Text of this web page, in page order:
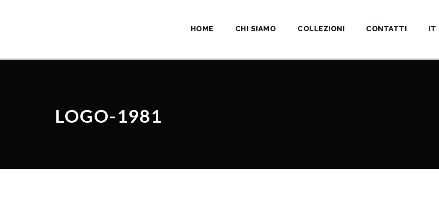
HOME CHI SIAMO COLLEZIONI CONTATTI IT
LOGO-1981